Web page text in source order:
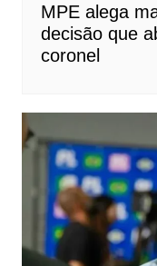
MPE alega
decisão que
coronel